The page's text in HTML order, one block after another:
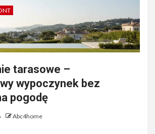
tarasowe –
wypoczynek bez
pogodę
Abc4home